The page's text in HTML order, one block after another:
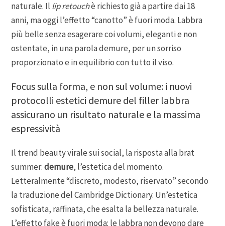
naturale. Il lip retouchè richiesto già a partire dai 18
anni, ma oggi l’effetto “canotto” è fuori moda. Labbra
più belle senza esagerare coi volumi, eleganti e non
ostentate, in una parola demure, per un sorriso
proporzionato e in equilibrio con tutto il viso.
Focus sulla forma, e non sul volume: i nuovi
protocolli estetici demure del filler labbra
assicurano un risultato naturale e la massima
espressività
Il trend beauty virale sui social, la risposta alla brat
summer:demure, l’estetica del momento.
Letteralmente “discreto, modesto, riservato” secondo
la traduzione del Cambridge Dictionary. Un’estetica
sofisticata, raffinata, che esalta la bellezza naturale.
L’effetto fake è fuori moda: le labbra non devono dare